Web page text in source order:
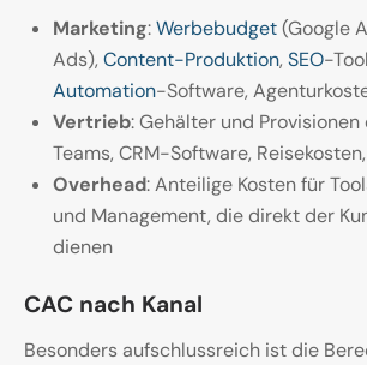
Marketing:Werbebudget(Google
Ads), Content-Produktion, SEO-
Automation-Software,
Vertrieb: Gehälter und
Teams, CRM-Software,
Overhead: Anteilige Kosten für
und Management, die direkt der
dienen
CAC nach Kanal
Besonders aufschlussreich ist die